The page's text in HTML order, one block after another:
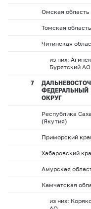
Омская область
Томская область
Читинская
из них:
Бурятский АО
7
ФЕДЕРАЛЬНЫЙ
ОКРУГ
Республика Саха
(Якутия)
Приморский
Хабаровский
Амурская
Камчатская
из них: